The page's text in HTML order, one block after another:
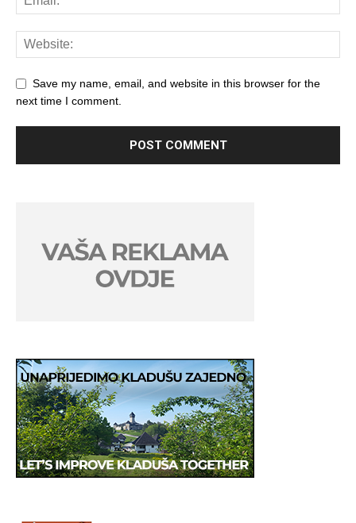
Save my name, email, and website in this browser for the
next time I comment.